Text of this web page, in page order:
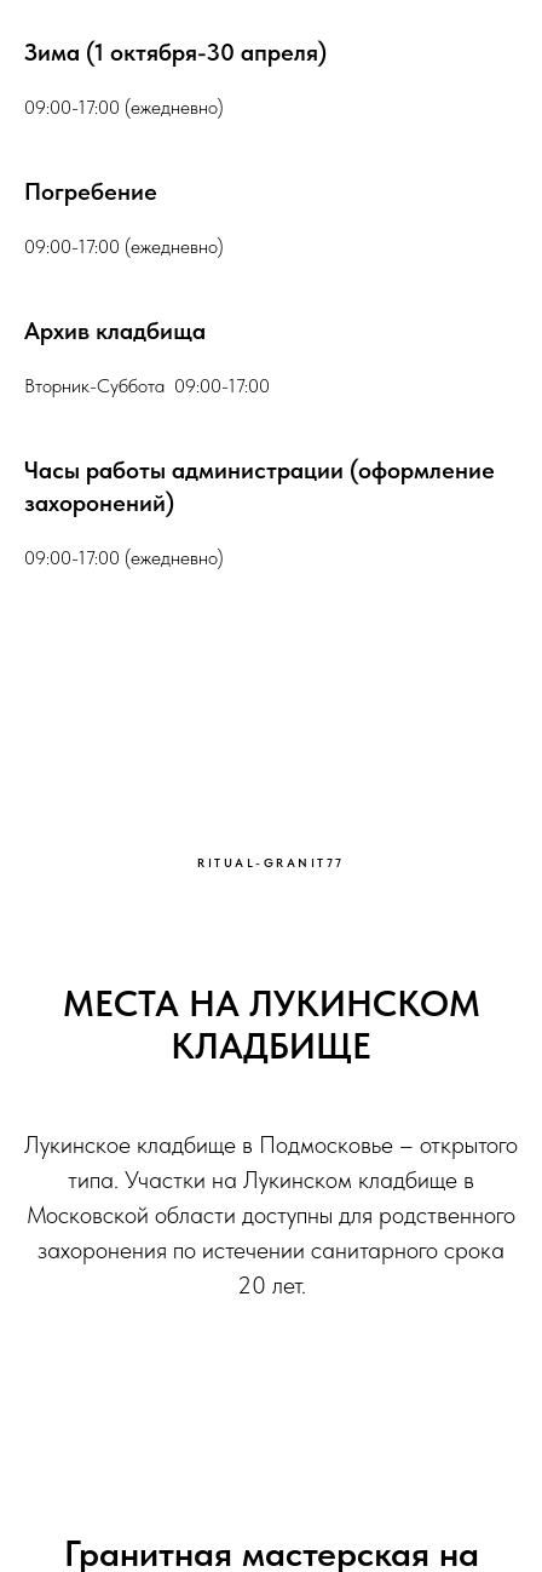
Зима (1 октября-30 апреля)
09:00-17:00 (ежедневно)
Погребение
09:00-17:00 (ежедневно)
Архив кладбища
Вторник-Суббота 09:00-17:00
Часы работы администрации (оформление
захоронений)
09:00-17:00 (ежедневно)
RITUAL-GRANIT77
МЕСТА НА ЛУКИНСКОМ
КЛАДБИЩЕ
Лукинское кладбище в Подмосковье – открытого
типа. Участки на Лукинском кладбище в
Московской области доступны для родственного
захоронения по истечении санитарного срока
20 лет.
Гранитная мастерская на